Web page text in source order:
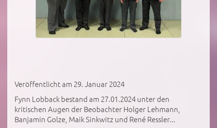
Veröffentlicht am 29. Januar 2024
Fynn Lobback bestand am 27.01.2024 unter den
kritischen Augen der Beobachter Holger Lehmann,
Banjamin Golze, Maik Sinkwitz und René Ressler...